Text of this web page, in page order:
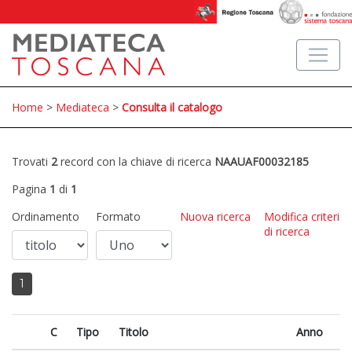
Home > Mediateca > Consulta il catalogo
Trovati 2record con la chiave di ricerca NAAUAF00032185
Pagina 1 di 1
Ordinamento
Formato Nuova ricerca
Modifica criteri
di ricerca
1
C Tipo Titolo Anno